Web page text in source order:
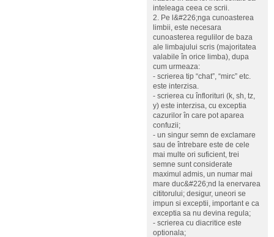
inteleaga ceea ce scrii.
2. Pe l&#226;nga cunoasterea
limbii, este necesara
cunoasterea regulilor de baza
ale limbajului scris (majoritatea
valabile în orice limba), dupa
cum urmeaza:
- scrierea tip “chat”, “mirc” etc.
este interzisa.
- scrierea cu înflorituri (k, sh, tz,
y) este interzisa, cu exceptia
cazurilor în care pot aparea
confuzii;
- un singur semn de exclamare
sau de întrebare este de cele
mai multe ori suficient, trei
semne sunt considerate
maximul admis, un numar mai
mare duc&#226;nd la enervarea
cititorului; desigur, uneori se
impun si exceptii, important e ca
exceptia sa nu devina regula;
- scrierea cu diacritice este
optionala;